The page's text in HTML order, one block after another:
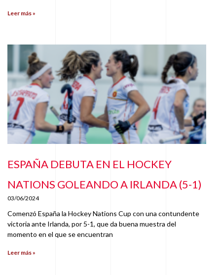
Leer más »
ESPAÑA DEBUTA EN EL HOCKEY
NATIONS GOLEANDO A IRLANDA (5-1)
03/06/2024
Comenzó España la Hockey Nations Cup con una contundente
victoria ante Irlanda, por 5-1, que da buena muestra del
momento en el que se encuentran
Leer más »